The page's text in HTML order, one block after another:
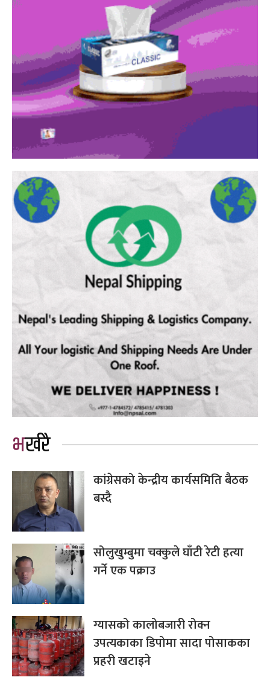
भर्खरै
कांग्रेसको केन्द्रीय कार्यसमिति बैठक
बस्दै
सोलुखुम्बुमा चक्कुले घाँटी रेटी हत्या
गर्ने एक पक्राउ
ग्यासको कालोबजारी रोक्न
उपत्यकाका डिपोमा सादा पोसाकका
प्रहरी खटाइने